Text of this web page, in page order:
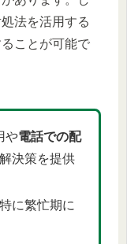
法を活用する
ことが可能で
や電話での配
決策を提供
に繁忙期に